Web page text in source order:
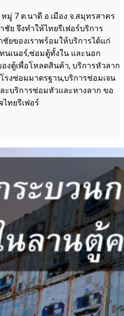
7 ต.นาดี อ.เมือง จ.สมุทรสาคร
ย จึงทำให้ไทยรีเฟอร์บริการ
ยของเราพร้อมให้บริการได้แก่
นเนอร์,ซ่อมตู้ทั้งใน และนอก
งตู้เพื่อโหลดสินค้า, บริการหัวลาก
รงซ่อมมาตรฐาน,บริการซ่อมเจน
ะบริการซ่อมหัวและหางลาก ขอ
ทยรีเฟอร์